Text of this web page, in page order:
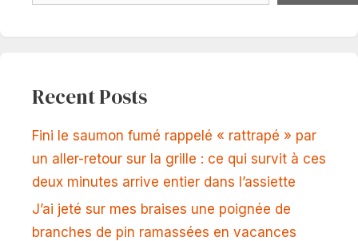
Recent Posts
Fini le saumon fumé rappelé « rattrapé » par
un aller-retour sur la grille : ce qui survit à ces
deux minutes arrive entier dans l’assiette
J’ai jeté sur mes braises une poignée de
branches de pin ramassées en vacances